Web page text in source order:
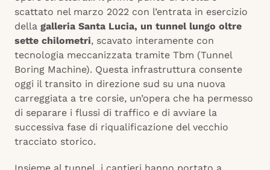
scattato nel marzo 2022 con l’entrata in esercizio
della galleria Santa Lucia, un tunnel lungo oltre
sette chilometri, scavato interamente con
tecnologia meccanizzata tramite Tbm (Tunnel
Boring Machine). Questa infrastruttura consente
oggi il transito in direzione sud su una nuova
carreggiata a tre corsie, un’opera che ha permesso
di separare i flussi di traffico e di avviare la
successiva fase di riqualificazione del vecchio
tracciato storico.